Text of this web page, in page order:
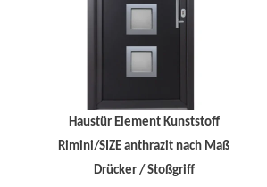
Haustür Element Kunststoff
Rimini/SIZE anthrazit nach Maß
Drücker / Stoßgriff